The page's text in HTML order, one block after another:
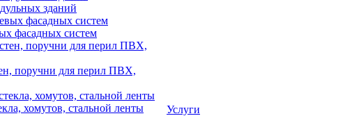
зданий
фасадных систем
поручни для перил ПВХ,
хомутов, стальной ленты
Услуги